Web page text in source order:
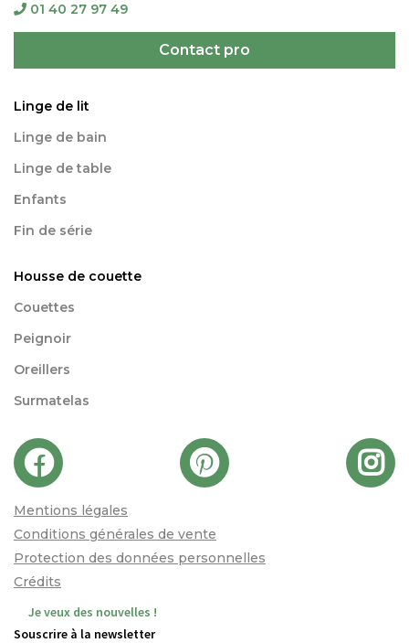
01 40 27 97 49
Contact pro
Linge de lit
Linge de bain
Linge de table
Enfants
Fin de série
Housse de couette
Couettes
Peignoir
Oreillers
Surmatelas
Mentions légales
Conditions générales de vente
Protection des données personnelles
Crédits
Je veux des nouvelles !
Souscrire à la newsletter